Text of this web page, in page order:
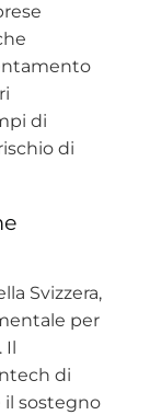
di
di
Svizzera,
per
Il
di
il sostegno